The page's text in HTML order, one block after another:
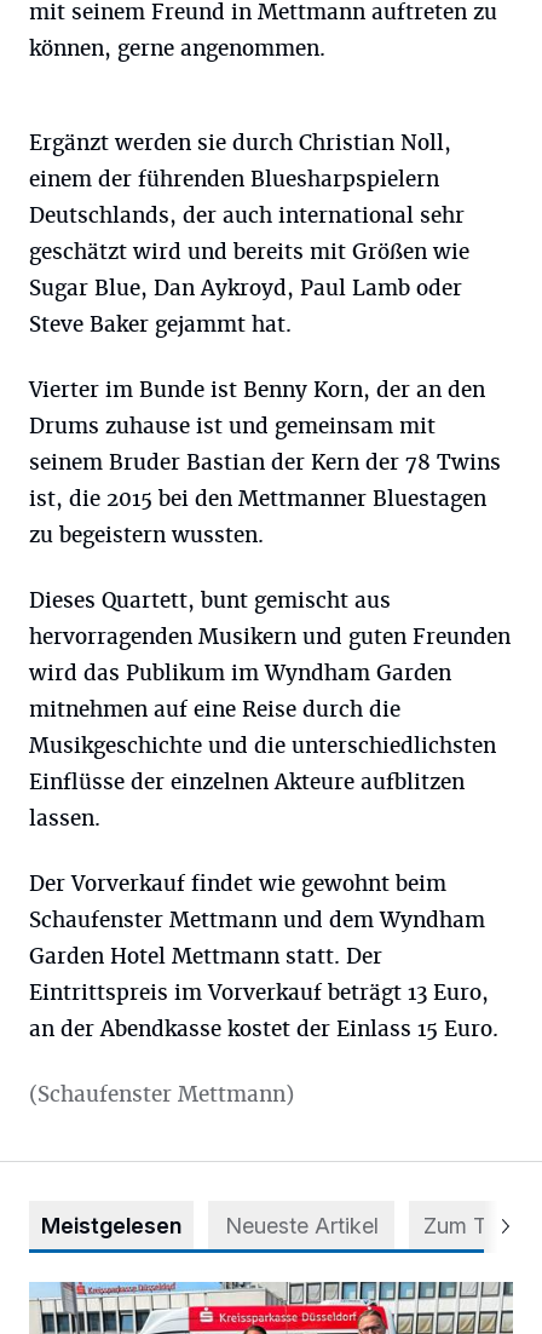
mit seinem Freund in Mettmann auftreten zu
können, gerne angenommen.
Ergänzt werden sie durch Christian Noll,
einem der führenden Bluesharpspielern
Deutschlands, der auch international sehr
geschätzt wird und bereits mit Größen wie
Sugar Blue, Dan Aykroyd, Paul Lamb oder
Steve Baker gejammt hat.
Vierter im Bunde ist Benny Korn, der an den
Drums zuhause ist und gemeinsam mit
seinem Bruder Bastian der Kern der 78 Twins
ist, die 2015 bei den Mettmanner Bluestagen
zu begeistern wussten.
Dieses Quartett, bunt gemischt aus
hervorragenden Musikern und guten Freunden
wird das Publikum im Wyndham Garden
mitnehmen auf eine Reise durch die
Musikgeschichte und die unterschiedlichsten
Einflüsse der einzelnen Akteure aufblitzen
lassen.
Der Vorverkauf findet wie gewohnt beim
Schaufenster Mettmann und dem Wyndham
Garden Hotel Mettmann statt. Der
Eintrittspreis im Vorverkauf beträgt 13 Euro,
an der Abendkasse kostet der Einlass 15 Euro.
(Schaufenster Mettmann)
Meistgelesen Neueste Artikel Zum Thema
Starthilfe für den BürgerBus